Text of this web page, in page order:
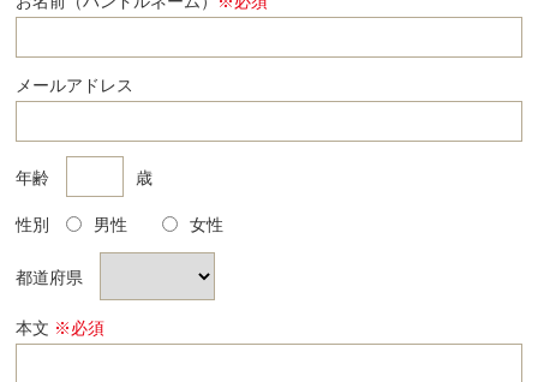
メールアドレス
年齢 歳
性別 男性 女性
都道府県
本文 ※必須